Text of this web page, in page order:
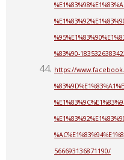
%83%90-
https://
566693136871190/